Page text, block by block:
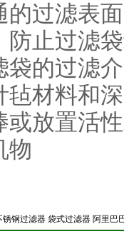
的过滤表
防止过滤
袋的过滤
毡材料和
或放置活
物
锈钢过滤器 袋式过滤器 阿里巴